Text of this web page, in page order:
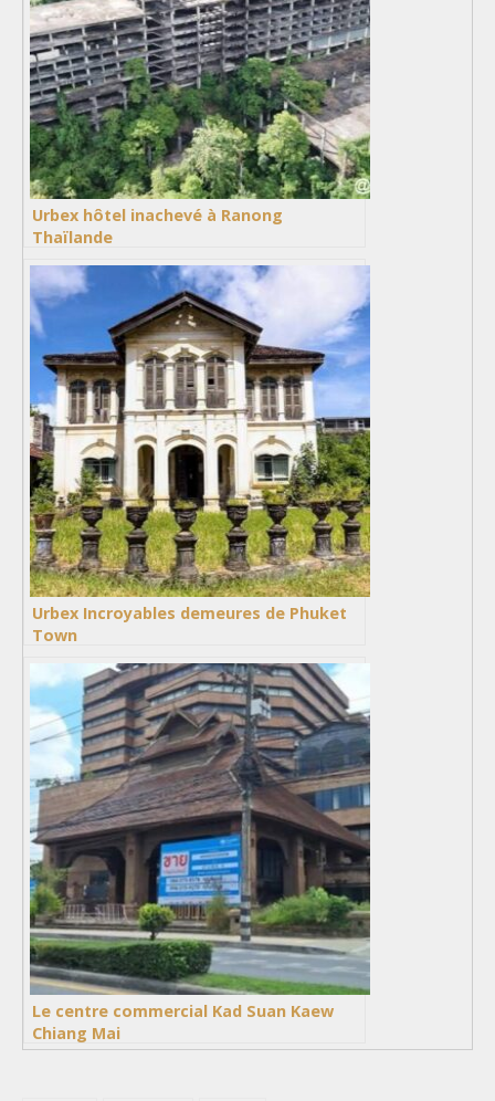
Urbex hôtel inachevé à Ranong
Thaïlande
Urbex Incroyables demeures de Phuket
Town
Le centre commercial Kad Suan Kaew
Chiang Mai